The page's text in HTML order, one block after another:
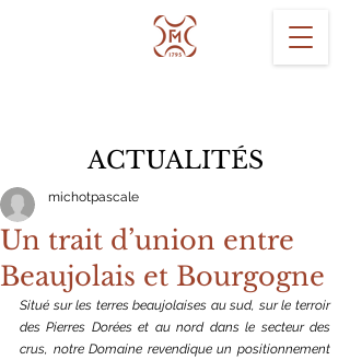
ACTUALITÉS
Un trait d’union entre
Beaujolais et Bourgogne
michotpascale
Situé sur les terres beaujolaises au sud, sur le terroir
des Pierres Dorées et au nord dans le secteur des
crus, notre Domaine revendique un positionnement